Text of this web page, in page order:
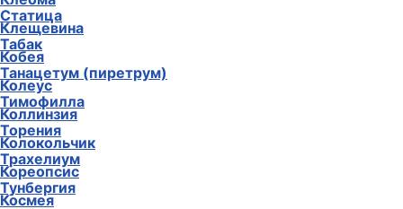
Статица
Табак
Танацетум (пиретрум)
Тимофилла
Торения
Трахелиум
Тунбергия
Клещевина
Кобея
Колеус
Коллинзия
Колокольчик
Кореопсис
Космея